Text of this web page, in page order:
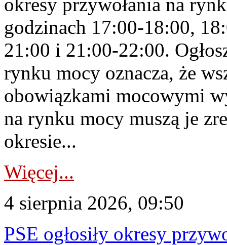
godzinach 17:00-18:00,
21:00 i 21:00-22:00.
rynku mocy oznacza, że
obowiązkami mocowymi
na rynku mocy muszą je
okresie...
Więcej...
4 sierpnia 2026, 09:50
PSE ogłosiły okresy